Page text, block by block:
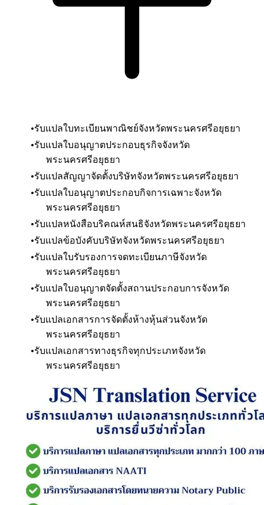
รับแปลใบทะเบียนพาณิชย์จังหวัดพระนครศรีอยุธยา
รับแปลใบอนุญาตประกอบธุรกิจจังหวัด
พระนครศรีอยุธยา
รับแปลสัญญาจัดตั้งบริษัทจังหวัดพระนครศรีอยุธยา
รับแปลใบอนุญาตประกอบกิจการเฉพาะจังหวัด
พระนครศรีอยุธยา
รับแปลหนังสือบริคณห์สนธิจังหวัดพระนครศรีอยุธยา
รับแปลข้อบังคับบริษัทจังหวัดพระนครศรีอยุธยา
รับแปลใบรับรองการจดทะเบียนภาษีจังหวัด
พระนครศรีอยุธยา
รับแปลใบอนุญาตจัดตั้งสถานประกอบการจังหวัด
พระนครศรีอยุธยา
รับแปลเอกสารการจัดตั้งห้างหุ้นส่วนจังหวัด
พระนครศรีอยุธยา
รับแปลเอกสารทางธุรกิจทุกประเภทจังหวัด
พระนครศรีอยุธยา